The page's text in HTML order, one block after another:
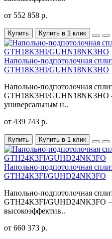
от 552 858 р.
Купить Купить в 1 клик
Напольно-подпотолочная
GTH18K3HI/GUHN18NK3HO
Напольно-подпотолочная
GTH18K3HI/GUHN18NK3HO
универсальным н..
от 439 743 р.
Купить Купить в 1 клик
Напольно-подпотолочная
GTH24K3FI/GUHD24NK3FO
Напольно-подпотолочная
GTH24K3FI/GUHD24NK3FO –
высокоэффектив..
от 660 373 р.